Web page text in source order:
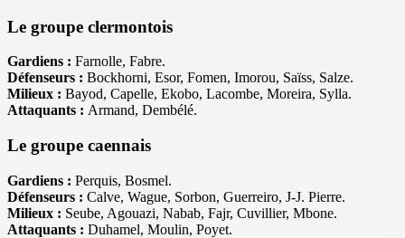
Le groupe clermontois
Gardiens : Farnolle, Fabre.
Défenseurs : Bockhorni, Esor, Fomen, Imorou, Saïss, Salze.
Milieux : Bayod, Capelle, Ekobo, Lacombe, Moreira, Sylla.
Attaquants : Armand, Dembélé.
Le groupe caennais
Gardiens : Perquis, Bosmel.
Défenseurs : Calve, Wague, Sorbon, Guerreiro, J-J. Pierre.
Milieux : Seube, Agouazi, Nabab, Fajr, Cuvillier, Mbone.
Attaquants : Duhamel, Moulin, Poyet.